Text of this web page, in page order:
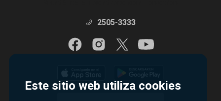
Este sitio web utiliza cookies
2505-3333